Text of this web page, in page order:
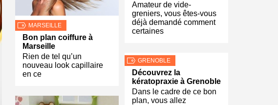
MARSEILLE
Bon plan coiffure à
Marseille
Rien de tel qu’un
nouveau look capillaire
en ce
Amateur de vide-
greniers, vous êtes-vous
déjà demandé comment
certaines
GRENOBLE
Découvrez la
kératopraxie à Grenoble
Dans le cadre de ce bon
plan, vous allez